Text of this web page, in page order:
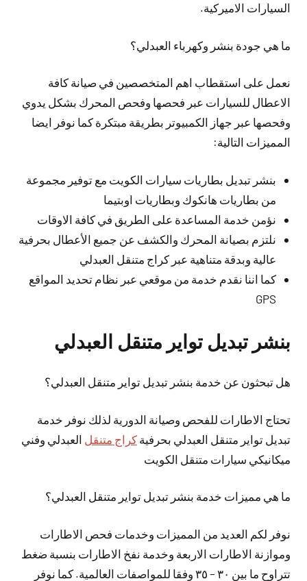
السيارات الاميركية.
ما هي جودة بنشر وكهرباء العبدلي؟
نعمل على استقطاب اهم المتخصصين في صيانة كافة
الاعطال للسيارات عبر فحصها وفحص المحرك بشكل يدوي
وفحصها عبر جهاز الكمبيوتر بطريقة مبتكرة كما نوفر ايضا
المميزات التالية:
بنشر تبديل بطاريات سيارات الكويت مع توفير مجموعة
من بطاريات هانكوك وبطاريات اوبتيما
نؤمن خدمة المساعدة على الطريق في كافة الاوقات
نلتزم بصيانة المحرك والكشف عن جميع الأعطال بحرفية
عالية وبدقة متناهية عبر كراج متنقل العبدلي
كما اننا نقدم خدمة من موقعي عبر نظام تحديد المواقع
GPS
بنشر تبديل تواير متنقل العبدلي
هل تبحثون عن خدمة بنشر تبديل تواير متنقل العبدلي؟
تحتاج الاطارات للفحص وصيانة الدورية لذلك نوفر خدمة
تبديل تواير متنقل العبدلي بحرفية كراج متنقل العبدلي وفني
ميكانيكي سيارات متنقل الكويت
ما هي مميزات خدمة بنشر تبديل تواير متنقل العبدلي؟
نوفر لكم العديد من المميزات وخدمات فحص الاطارات
وموازنة الاطارات الاربعة وخدمة نفخ الاطارات بنسبة ضغط
تتراوح ما بين ٣٠ – ٣٥ وفقا للمواصفات العالمية. كما نوفر